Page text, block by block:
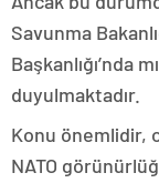
Savunma
Başkanlığı’nda
duyulmaktadır.
Konu önemlidir,
NATO